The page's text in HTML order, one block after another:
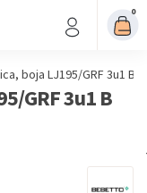
0
boja LJ195/GRF 3u1 B
GRF 3u1 B